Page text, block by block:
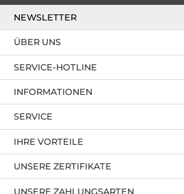
NEWSLETTER
SERVICE-HOTLINE
IHRE VORTEILE
UNSERE ZAHLUNGSARTEN
ÜBER UNS
UNSERE ZERTIFIKATE
INFORMATIONEN
SERVICE